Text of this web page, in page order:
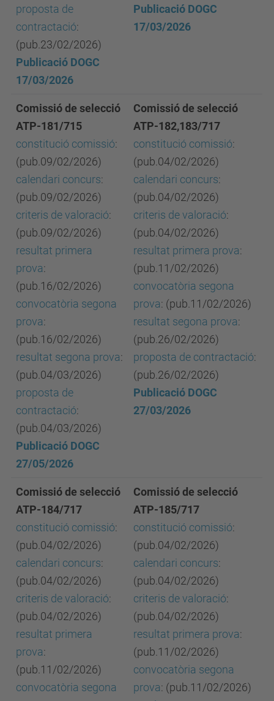
proposta de
contractació:
(pub.23/02/2026)
Publicació DOGC
17/03/2026
Publicació DOGC
17/03/2026
Comissió de selecció
ATP-181/715
constitució comissió:
(pub.09/02/2026)
calendari concurs:
(pub.09/02/2026)
criteris de valoració:
(pub.09/02/2026)
resultat primera
prova:
(pub.16/02/2026)
convocatòria segona
prova:
(pub.16/02/2026)
resultat segona prova:
(pub.04/03/2026)
proposta de
contractació:
(pub.04/03/2026)
Publicació DOGC
27/05/2026
Comissió de selecció
ATP-182,183/717
constitució comissió:
(pub.04/02/2026)
calendari concurs:
(pub.04/02/2026)
criteris de valoració:
(pub.04/02/2026)
resultat primera prova:
(pub.11/02/2026)
convocatòria segona
prova: (pub.11/02/2026)
resultat segona prova:
(pub.26/02/2026)
proposta de contractació:
(pub.26/02/2026)
Publicació DOGC
27/03/2026
Comissió de selecció
ATP-184/717
constitució comissió:
(pub.04/02/2026)
calendari concurs:
(pub.04/02/2026)
criteris de valoració:
(pub.04/02/2026)
resultat primera
prova:
(pub.11/02/2026)
convocatòria segona
Comissió de selecció
ATP-185/717
constitució comissió:
(pub.04/02/2026)
calendari concurs:
(pub.04/02/2026)
criteris de valoració:
(pub.04/02/2026)
resultat primera prova:
(pub.11/02/2026)
convocatòria segona
prova: (pub.11/02/2026)